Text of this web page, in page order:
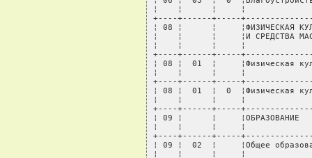
¦    ¦      ¦     ¦
+----+------+-----
¦ 08 ¦      ¦     ¦ФИЗИЧЕСКАЯ
¦    ¦      ¦     ¦И СРЕДСТВА
¦    ¦      ¦     ¦
+----+------+-----
¦ 08 ¦  01  ¦     ¦Физическая
¦    ¦      ¦     ¦
+----+------+-----
¦ 08 ¦  01  ¦  0  ¦Физическая
¦    ¦      ¦     ¦
+----+------+-----
¦ 09 ¦      ¦
¦    ¦      ¦     ¦
+----+------+-----
¦ 09 ¦  02  ¦     ¦Общее
¦    ¦      ¦     ¦